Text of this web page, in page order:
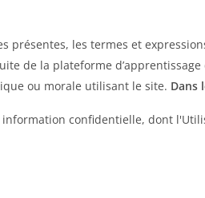
présentes, les termes et
de la plateforme
ou morale utilisant le site. Dans
information confidentielle, dont